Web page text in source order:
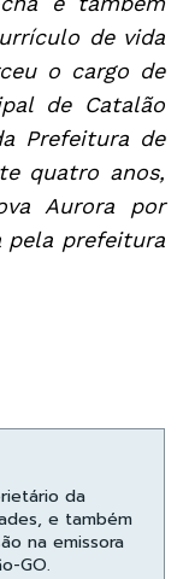
de vida
o cargo de
de Catalão
Prefeitura de
quatro anos,
Aurora por
pela prefeitura
da
e também
na emissora
GO.